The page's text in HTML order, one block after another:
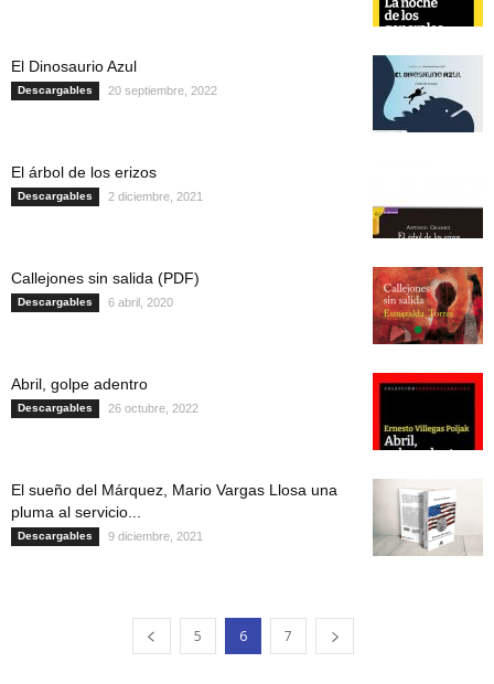
El Dinosaurio Azul
Descargables 20 septiembre, 2022
El árbol de los erizos
Descargables 2 diciembre, 2021
Callejones sin salida (PDF)
Descargables 6 abril, 2020
Abril, golpe adentro
Descargables 26 octubre, 2022
El sueño del Márquez, Mario Vargas Llosa una
pluma al servicio...
Descargables 9 diciembre, 2021
5 6 7